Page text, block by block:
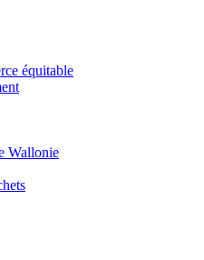
équitable
Wallonie